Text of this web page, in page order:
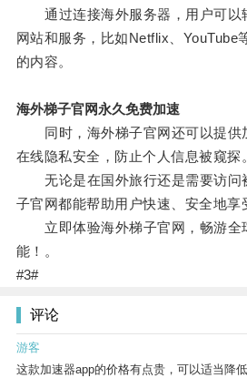
通过连接海外服务器，用户可以
网站和服务，比如Netflix、YouTube
的内容。
海外梯子官网永久免费加速
同时，海外梯子官网还可以提供
在线隐私安全，防止个人信息被窥探。
无论是在国外旅行还是需要访问
子官网都能帮助用户快速、安全地享
立即体验海外梯子官网，畅游全
能！。
#3#
评论
游客
这款加速器app的价格有点贵，可以适当降